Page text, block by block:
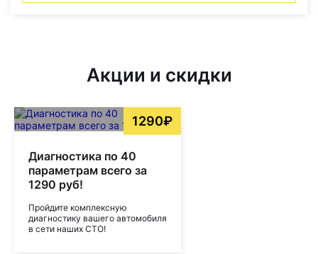
Акции и скидки
1290₽
Диагностика по 40
параметрам всего за
1290 руб!
Пройдите комплексную
диагностику вашего автомобиля
в сети наших СТО!